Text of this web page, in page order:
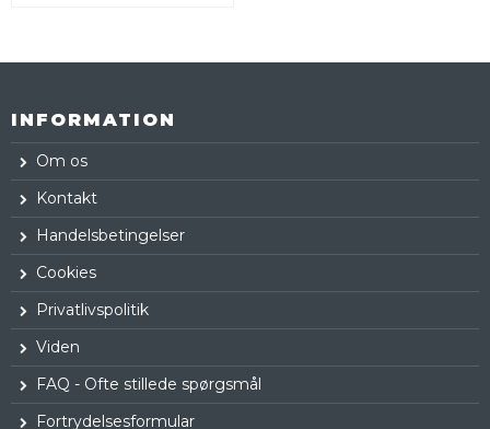
INFORMATION
Om os
Kontakt
Handelsbetingelser
Cookies
Privatlivspolitik
Viden
FAQ - Ofte stillede spørgsmål
Fortrydelsesformular